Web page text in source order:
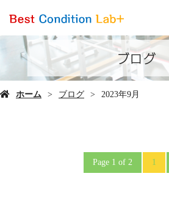
ブログ
ホーム ブログ 2023年9月
Page 1 of 2 1